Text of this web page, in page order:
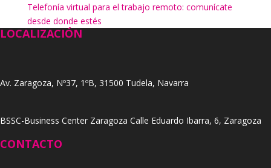
Telefonía virtual para el trabajo remoto: comunícate
desde donde estés
LOCALIZACIÓN
Av. Zaragoza, Nº37, 1ºB, 31500 Tudela, Navarra
BSSC-Business Center Zaragoza Calle Eduardo Ibarra, 6, Zaragoza
CONTACTO